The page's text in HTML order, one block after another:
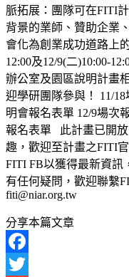
脈拓展：團隊可在FITI
背景的業師、贊助企業
會化為創業成功道路上
12:00及12/9(二)10:00-
辦公室及園區說明計畫
迎學研團隊參與！ 11/
明會報名表單 12/9場次
報名表單 此計畫已開
趣，歡迎至計畫之FITI
FITI FB以獲得最新資訊
有任何疑問，歡迎聯繫
fiti@niar.org.tw
分享本篇文章
Facebook